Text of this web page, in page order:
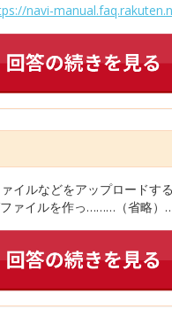
navi-
イルなどをアップロードす
ファイルを作っ………（省略